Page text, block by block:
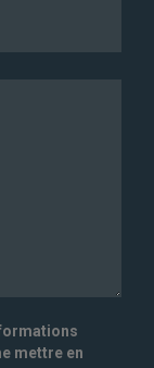
mettre en